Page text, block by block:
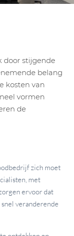
door stijgende
belang
kosten van
vormen
de
zich moet
met
ervoor dat
veranderende